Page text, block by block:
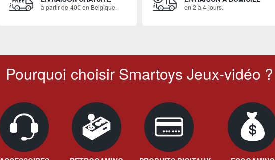
à partir de 40€ en Belgique. en 2 à 4 jours.
Pourquoi choisir Smartoys Jeux-vidéo ?